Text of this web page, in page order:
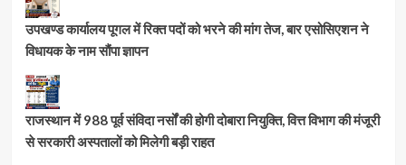
उपखण्ड कार्यालय पूगल में रिक्त पदों को भरने की मांग तेज, बार एसोसिएशन ने
विधायक के नाम सौंपा ज्ञापन
राजस्थान में 988 पूर्व संविदा नर्सों की होगी दोबारा नियुक्ति, वित्त विभाग की मंजूरी
से सरकारी अस्पतालों को मिलेगी बड़ी राहत